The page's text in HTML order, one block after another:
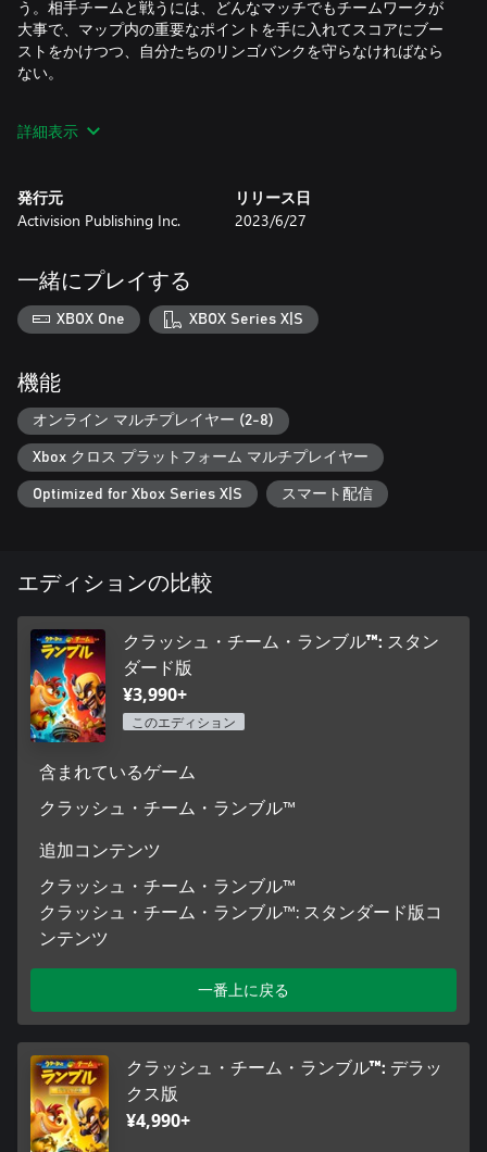
う。相手チームと戦うには、どんなマッチでもチームワークが
大事で、マップ内の重要なポイントを手に入れてスコアにブー
ストをかけつつ、自分たちのリンゴバンクを守らなければなら
ない。
Activisionアカウントとインターネット接続が必要です。コンソ
が必要になります。
ください。
© 2023 Activision Publishing Inc. ACTIVISION、CRASH TEAM
RUMBLE、CRASH BANDICOOTおよびCRASHはActivision
に帰属します。
詳細表示
発行元
Activision Publishing Inc.
リリース日
2023/6/27
一緒にプレイする
XBOX One XBOX Series X|S
機能
オンライン マルチプレイヤー (2-8)
Xbox クロス プラットフォーム マルチプレイヤー
Optimized for Xbox Series X|S スマート配信
エディションの比較
クラッシュ・チーム・ランブル™: スタン
ダード版
¥3,990+
このエディション
含まれているゲーム
クラッシュ・チーム・ランブル™
追加コンテンツ
クラッシュ・チーム・ランブル™
クラッシュ・チーム・ランブル™: スタンダード版コ
ンテンツ
一番上に戻る
クラッシュ・チーム・ランブル™: デラッ
クス版
¥4,990+